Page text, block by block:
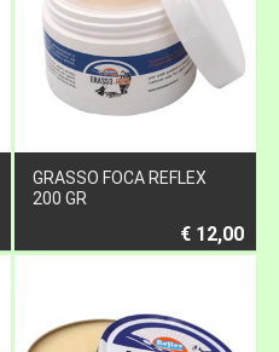
GRASSO FOCA REFLEX
200 GR
€ 12,00